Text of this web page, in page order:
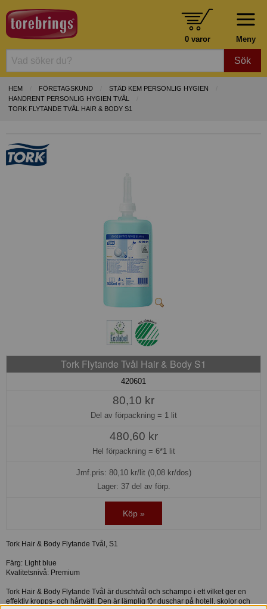
Meny
0 varor
Sök
HEM FÖRETAGSKUND
STÄD KEM PERSONLIG HYGIEN
HANDRENT PERSONLIG HYGIEN TVÅL
TORK FLYTANDE TVÅL HAIR & BODY S1
Tork Flytande Tvål Hair & Body S1
420601
80,10 kr
Del av förpackning = 1 lit
480,60 kr
Hel förpackning = 6*1 lit
Jmf.pris: 80,10kr/lit (0,08 kr/dos)
Lager: 37 del av förp.
Köp »
Tork Hair & Body Flytande Tvål, S1
Färg: Light blue
Kvalitetsnivå: Premium
Tork Hair & Body Flytande Tvål är duschtvål och schampo i ett vilket ger en
effektiv kropps- och hårtvätt. Den är lämplig för duschar på hotell, skolor och